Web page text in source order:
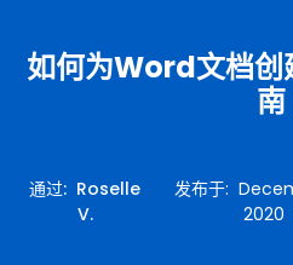
如何为Word文档创
南
通过: Roselle
V.
发布于:
2020